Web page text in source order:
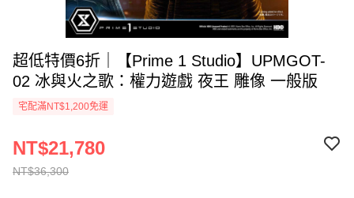
超低特價6折｜【Prime 1 Studio】UPMGOT-
02 冰與火之歌：權力遊戲 夜王 雕像 一般版
宅配滿NT$1,200免運
NT$36,300
NT$21,780